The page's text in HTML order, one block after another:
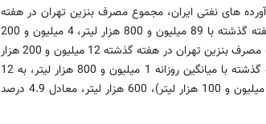
های نفتی ایران، مجموع مصرف بنزین تهران در هفته
گذشته 85 میلیون و 600 هزار لیتر اعلام شده که نسبت به هفته گذشته با 89 میلیون و 800 هزار لیتر، 4 میلیون و 200
هزار لیتر (معادل 4.6 درصد) کاهش یافته است. میانگین روزانه مصرف بنزین تهران در هفته گذشته 12 میلیون و 200 هزار
لیتر بوده است. مجموع مصرف بنزین سوپر کشور نیز در هفته گذشته با میانگین روزانه 1 میلیون و 800 هزار لیتر، به 12
میلیون و 700 هزار لیتر رسید که نسبت به هفته گذشته (12 میلیون و 100 هزار لیتر)، 600 هزار لیتر، معادل 4.9 درصد